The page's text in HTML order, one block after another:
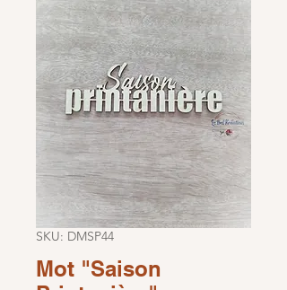
SKU: DMSP44
Mot "Saison